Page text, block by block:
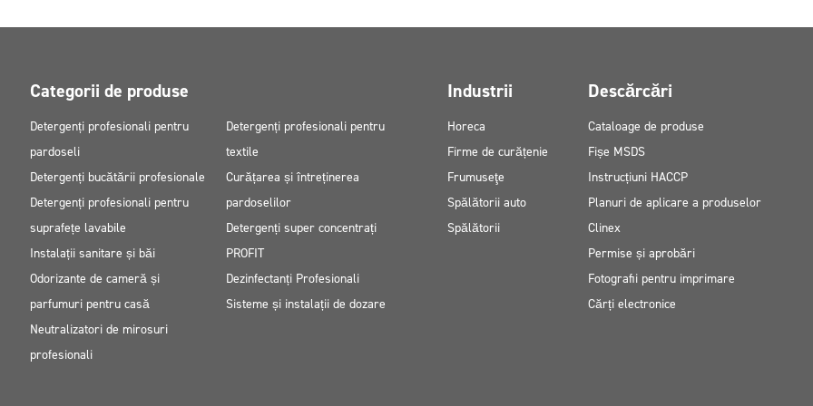
Categorii de produse
Detergenți profesionali pentru
pardoseli
Detergenți bucătării profesionale
Detergenți profesionali pentru
suprafețe lavabile
Instalații sanitare și băi
Odorizante de cameră și
parfumuri pentru casă
Neutralizatori de mirosuri
profesionali
Detergenți profesionali pentru
textile
Curățarea și întreținerea
pardoselilor
Detergenți super concentrați
PROFIT
Dezinfectanți Profesionali
Sisteme și instalații de dozare
Industrii
Horeca
Firme de curățenie
Frumuseţe
Spălătorii auto
Spălătorii
Descărcări
Cataloage de produse
Fișe MSDS
Instrucțiuni HACCP
Planuri de aplicare a produselor
Clinex
Permise și aprobări
Fotografii pentru imprimare
Cărți electronice